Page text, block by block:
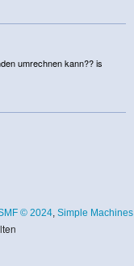
umrechnen kann?? is
© 2024, Simple Machines